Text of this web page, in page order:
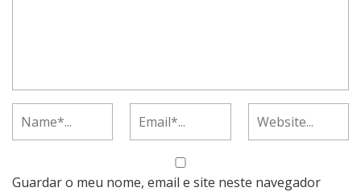
Guardar o meu nome, email e site neste navegador